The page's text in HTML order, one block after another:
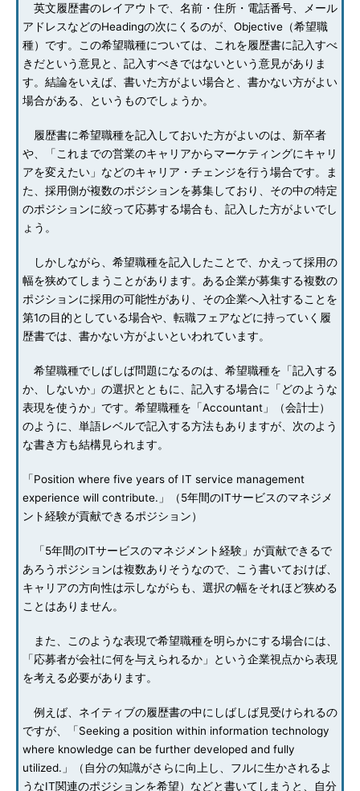
英文履歴書のレイアウトで、名前・住所・電話番号、メール
アドレスなどのHeadingの次にくるのが、Objective（希望職
種）です。この希望職種については、これを履歴書に記入すべ
きだという意見と、記入すべきではないという意見がありま
す。結論をいえば、書いた方がよい場合と、書かない方がよい
場合がある、というものでしょうか。
履歴書に希望職種を記入しておいた方がよいのは、新卒者
や、「これまでの営業のキャリアからマーケティングにキャリ
アを変えたい」などのキャリア・チェンジを行う場合です。ま
た、採用側が複数のポジションを募集しており、その中の特定
のポジションに絞って応募する場合も、記入した方がよいでし
ょう。
しかしながら、希望職種を記入したことで、かえって採用の
幅を狭めてしまうことがあります。ある企業が募集する複数の
ポジションに採用の可能性があり、その企業へ入社することを
第1の目的としている場合や、転職フェアなどに持っていく履
歴書では、書かない方がよいといわれています。
希望職種でしばしば問題になるのは、希望職種を「記入する
か、しないか」の選択とともに、記入する場合に「どのような
表現を使うか」です。希望職種を「Accountant」（会計士）
のように、単語レベルで記入する方法もありますが、次のよう
な書き方も結構見られます。
「Position where five years of IT service management
experience will contribute.」（5年間のITサービスのマネジメ
ント経験が貢献できるポジション）
「5年間のITサービスのマネジメント経験」が貢献できるで
あろうポジションは複数ありそうなので、こう書いておけば、
キャリアの方向性は示しながらも、選択の幅をそれほど狭める
ことはありません。
また、このような表現で希望職種を明らかにする場合には、
「応募者が会社に何を与えられるか」という企業視点から表現
を考える必要があります。
例えば、ネイティブの履歴書の中にしばしば見受けられるの
ですが、「Seeking a position within information technology
where knowledge can be further developed and fully
utilized.」（自分の知識がさらに向上し、フルに生かされるよ
うなIT関連のポジションを希望）などと書いてしまうと、自分